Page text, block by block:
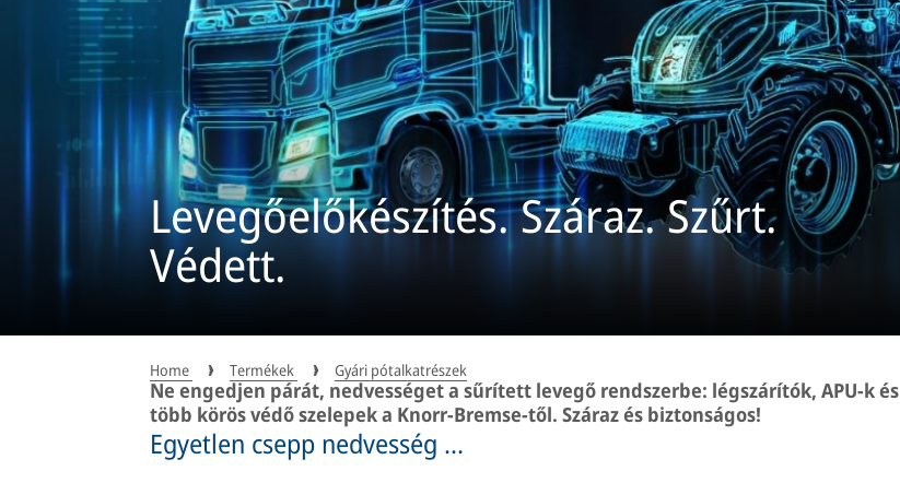
Levegőelőkészítés. Száraz. Szűrt.
Védett.
Home Termékek Gyári pótalkatrészek
Ne engedjen párát, nedvességet a sűrített levegő rendszerbe: légszárítók, APU-k és
több körös védő szelepek a Knorr-Bremse-től. Száraz és biztonságos!
Egyetlen csepp nedvesség ...